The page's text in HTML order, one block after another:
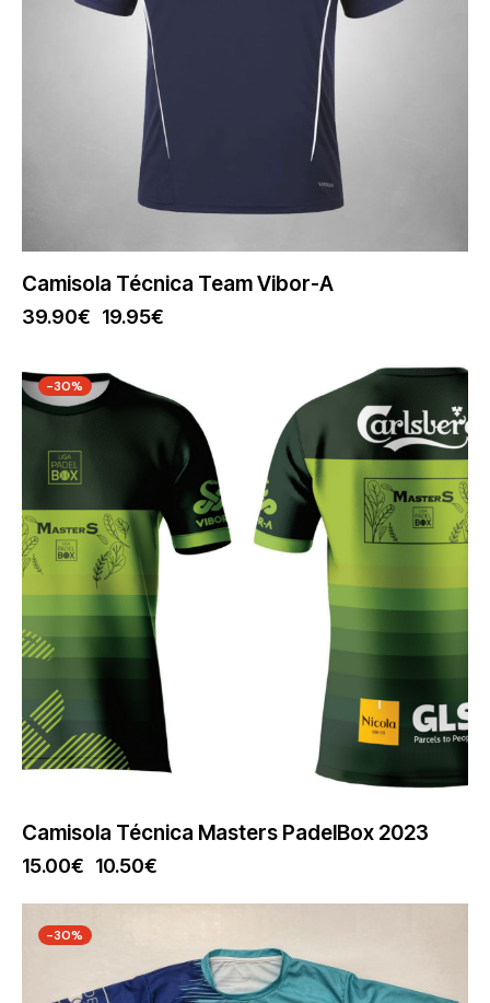
Camisola Técnica Team Vibor-A
39.90€ 19.95€
-30%
Camisola Técnica Masters PadelBox 2023
15.00€ 10.50€
-30%